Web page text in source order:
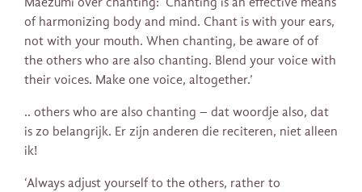
of harmonizing body and mind. Chant is with your ears,
not with your mouth. When chanting, be aware of of
the others who are also chanting. Blend your voice with
their voices. Make one voice, altogether.’
.. others who are also chanting – dat woordje also, dat
is zo belangrijk. Er zijn anderen die reciteren, niet alleen
ik!
‘Always adjust yourself to the others, rather to